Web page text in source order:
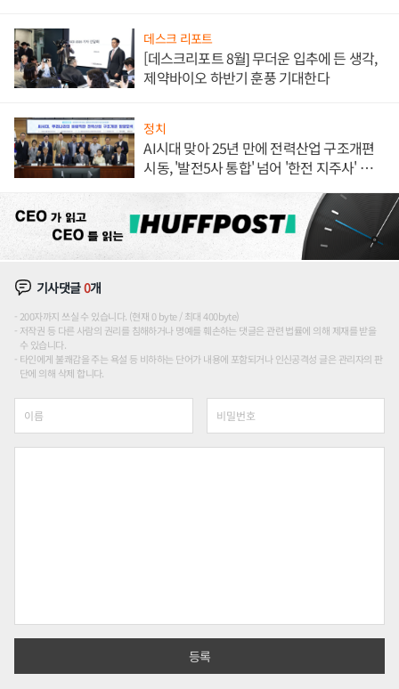
데스크 리포트
[데스크리포트 8월] 무더운 입추에 든 생각,
제약바이오 하반기 훈풍 기대한다
정치
AI시대 맞아 25년 만에 전력산업 구조개편
시동, '발전5사 통합' 넘어 '한전 지주사' 재편
기사댓글0개
200자까지 쓰실 수 있습니다. (현재 0 byte / 최대 400byte)
저작권 등 다른 사람의 권리를 침해하거나 명예를 훼손하는 댓글은 관련 법률에 의해 제재를 받을
수 있습니다.
타인에게 불쾌감을 주는 욕설 등 비하하는 단어가 내용에 포함되거나 인신공격성 글은 관리자의 판
단에 의해 삭제 합니다.